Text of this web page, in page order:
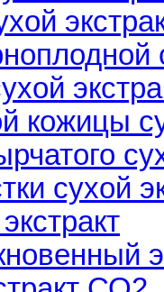
кожицы
сухой